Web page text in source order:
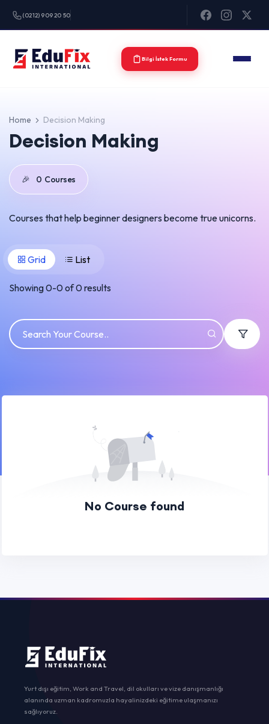
(0212) 909 20 50
Bilgi İstek Formu
Home Decision Making
Decision Making
🎉 0 Courses
Courses that help beginner designers become true unicorns.
Grid List
Showing0-0 of0 results
No Course found
Yurt dışı eğitim, Work and Travel, dil okulları ve vize danışmanlığı
alanında uzman kadromuzla hayalinizdeki eğitime ulaşmanızı
sağlıyoruz.